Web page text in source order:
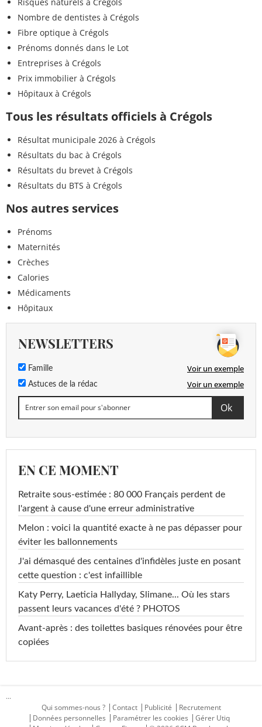
Nombre de dentistes à Crégols
Fibre optique à Crégols
Prénoms donnés dans le Lot
Entreprises à Crégols
Prix immobilier à Crégols
Hôpitaux à Crégols
Tous les résultats officiels à Crégols
Résultat municipale 2026 à Crégols
Résultats du bac à Crégols
Résultats du brevet à Crégols
Résultats du BTS à Crégols
Nos autres services
Prénoms
Maternités
Crèches
Calories
Médicaments
Hôpitaux
NEWSLETTERS
Famille Voir un exemple
Astuces de la rédac Voir un exemple
EN CE MOMENT
Retraite sous-estimée : 80 000 Français perdent de
l'argent à cause d'une erreur administrative
Melon : voici la quantité exacte à ne pas dépasser pour
éviter les ballonnements
J'ai démasqué des centaines d'infidèles juste en posant
cette question : c'est infaillible
Katy Perry, Laeticia Hallyday, Slimane... Où les stars
passent leurs vacances d'été ? PHOTOS
Avant-après : des toilettes basiques rénovées pour être
copiées
...
Qui sommes-nous ?
Contact Publicité
Recrutement
Données personnelles
Paramétrer les cookies
Gérer Utiq